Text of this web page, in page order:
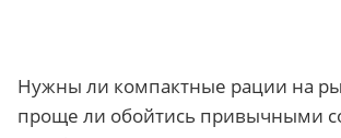
Нужны ли компактные рации на
проще ли обойтись привычными